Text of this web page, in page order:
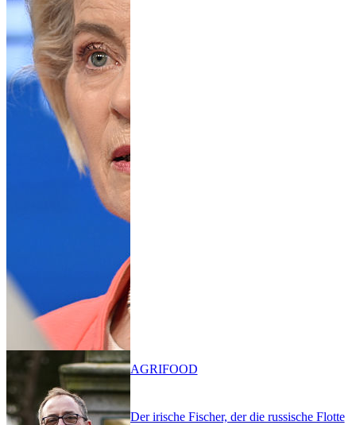
Der irische Fischer, der die russische Flotte
AGRIFOOD